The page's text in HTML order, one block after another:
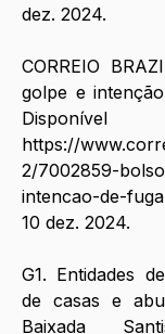
dez. 2024.
CORREIO
golpe e
https://
2/7002859-
intencao-de-
10 dez. 2024.
G1. Entidades
de casas e